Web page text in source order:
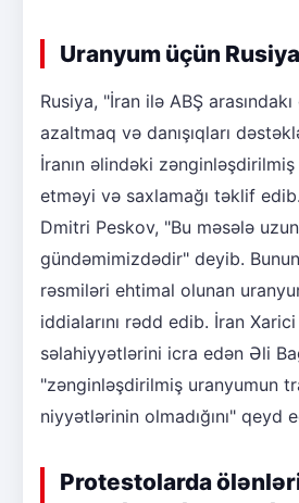
Uranyum üçün
Rusiya, "İran ilə ABŞ
azaltmaq və danışıqları
İranın əlindəki
etməyi və saxlamağı təklif
Dmitri Peskov, "Bu məsələ
gündəmimizdədir" deyib.
rəsmiləri ehtimal olunan
iddialarını rədd edib. İran
səlahiyyətlərini icra edən Əli
"zənginləşdirilmiş uranyumun
niyyətlərinin olmadığını" qeyd
Protestolarda